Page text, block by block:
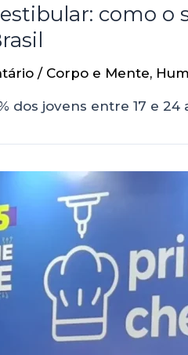
como
/ Corpo e Mente,
dos jovens entre 17 e